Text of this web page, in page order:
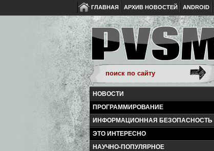
ГЛАВНАЯ АРХИВ НОВОСТЕЙ ANDROID
НОВОСТИ
ПРОГРАММИРОВАНИЕ
ИНФОРМАЦИОННАЯ БЕЗОПАСНОСТЬ
ЭТО ИНТЕРЕСНО
НАУЧНО-ПОПУЛЯРНОЕ